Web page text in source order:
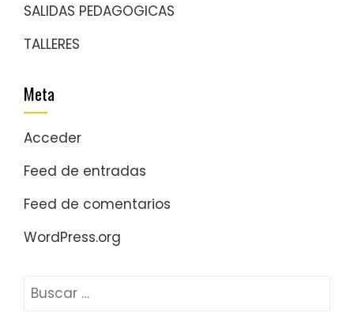
SALIDAS PEDAGOGICAS
TALLERES
Meta
Acceder
Feed de entradas
Feed de comentarios
WordPress.org